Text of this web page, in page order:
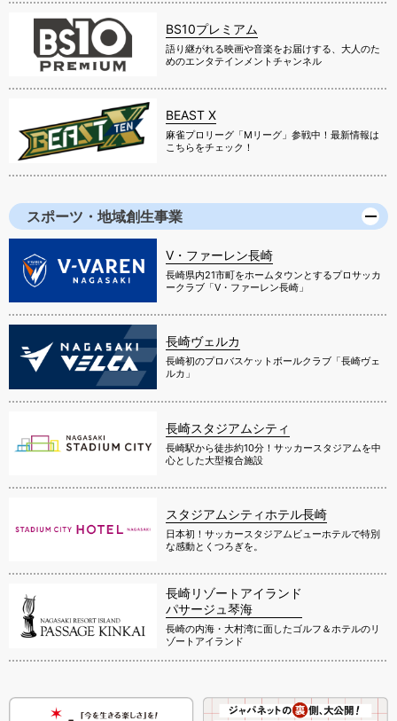
BS10プレミアム
語り継がれる映画や音楽をお届けする、大人のた
めのエンタテインメントチャンネル
BEAST X
麻雀プロリーグ「Mリーグ」参戦中！最新情報は
こちらをチェック！
スポーツ・地域創生事業
V・ファーレン長崎
長崎県内21市町をホームタウンとするプロサッカ
ークラブ「V・ファーレン長崎」
長崎ヴェルカ
長崎初のプロバスケットボールクラブ「長崎ヴェ
ルカ」
長崎スタジアムシティ
長崎駅から徒歩約10分！サッカースタジアムを中
心とした大型複合施設
スタジアムシティホテル長崎
日本初！サッカースタジアムビューホテルで特別
な感動とくつろぎを。
長崎リゾートアイランド
パサージュ琴海
長崎の内海・大村湾に面したゴルフ＆ホテルのリ
ゾートアイランド